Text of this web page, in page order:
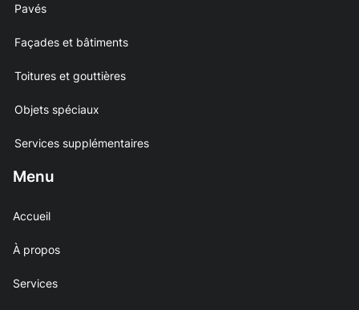
Pavés
Façades et bâtiments
Toitures et gouttières
Objets spéciaux
Services supplémentaires
Menu
Accueil
À propos
Services